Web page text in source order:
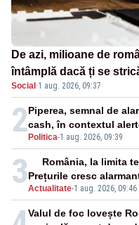
De azi, milioane de
întâmplă dacă ți se
Social ·1 aug. 2026, 09:37
2 Politica-1 aug. 2026, 09:39
Piperea, semnal de
cash, în contextul
3Actualitate-1 aug. 2026, 09:46
România, la limita
Prețurile cresc
Valul de foc lovește